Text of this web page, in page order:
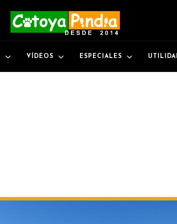
VÍDEOS ESPECIALES